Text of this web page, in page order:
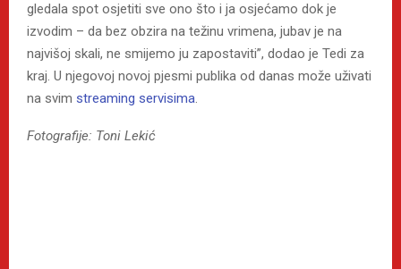
gledala spot osjetiti sve ono što i ja osjećamo dok je
izvodim – da bez obzira na težinu vrimena, jubav je na
najvišoj skali, ne smijemo ju zapostaviti”, dodao je Tedi za
kraj. U njegovoj novoj pjesmi publika od danas može uživati
na svim streaming servisima.
Fotografije: Toni Lekić